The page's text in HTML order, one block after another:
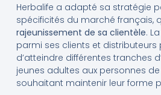
Herbalife a adapté sa stratégie
spécificités du marché français,
rajeunissement de sa clientèle.
parmi ses clients et distributeurs
d’atteindre différentes tranches
jeunes adultes aux personnes
souhaitant maintenir leur forme